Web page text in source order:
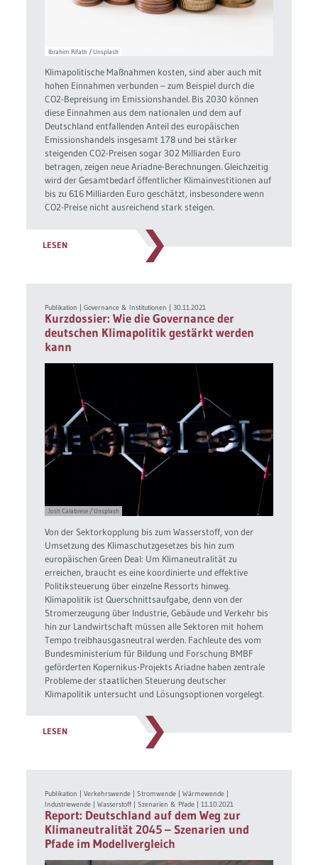
Ibrahim Rifath / Unsplash
Klimapolitische Maßnahmen kosten, sind aber auch mit
hohen Einnahmen verbunden – zum Beispiel durch die
CO2-Bepreisung im Emissionshandel. Bis 2030 können
diese Einnahmen aus dem nationalen und dem auf
Deutschland entfallenden Anteil des europäischen
Emissionshandels insgesamt 178 und bei stärker
steigenden CO2-Preisen sogar 302 Milliarden Euro
betragen, zeigen neue Ariadne-Berechnungen. Gleichzeitig
wird der Gesamtbedarf öffentlicher Klimainvestitionen auf
bis zu 616 Milliarden Euro geschätzt, insbesondere wenn
CO2-Preise nicht ausreichend stark steigen.
LESEN
Publikation |Governance & Institutionen |30.11.2021
Kurzdossier: Wie die Governance der
deutschen Klimapolitik gestärkt werden
kann
Josh Calabrese / Unsplash
Von der Sektorkopplung bis zum Wasserstoff, von der
Umsetzung des Klimaschutzgesetzes bis hin zum
europäischen Green Deal: Um Klimaneutralität zu
erreichen, braucht es eine koordinierte und effektive
Politiksteuerung über einzelne Ressorts hinweg.
Klimapolitik ist Querschnittsaufgabe, denn von der
Stromerzeugung über Industrie, Gebäude und Verkehr bis
hin zur Landwirtschaft müssen alle Sektoren mit hohem
Tempo treibhausgasneutral werden. Fachleute des vom
Bundesministerium für Bildung und Forschung BMBF
geförderten Kopernikus-Projekts Ariadne haben zentrale
Probleme der staatlichen Steuerung deutscher
Klimapolitik untersucht und Lösungsoptionen vorgelegt.
LESEN
Publikation |Verkehrswende |Stromwende |Wärmewende
Industriewende |Wasserstoff |Szenarien & Pfade |11.10.2021
Report: Deutschland auf dem Weg zur
Klimaneutralität 2045 – Szenarien und
Pfade im Modellvergleich